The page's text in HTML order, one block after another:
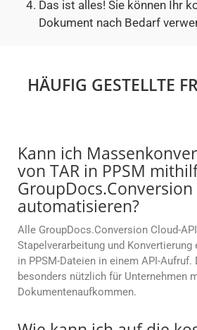
Das ist alles! Sie können Ihr
Dokument nach Bedarf
HÄUFIG GESTELLTE
Kann ich
von TAR in PPSM
GroupDocs.Conversion
automatisieren?
Alle GroupDocs.Conversion Cloud-
Stapelverarbeitung und Konvertierung
in PPSM-Dateien in einem API-
besonders nützlich für Unternehmen
Dokumentenaufkommen.